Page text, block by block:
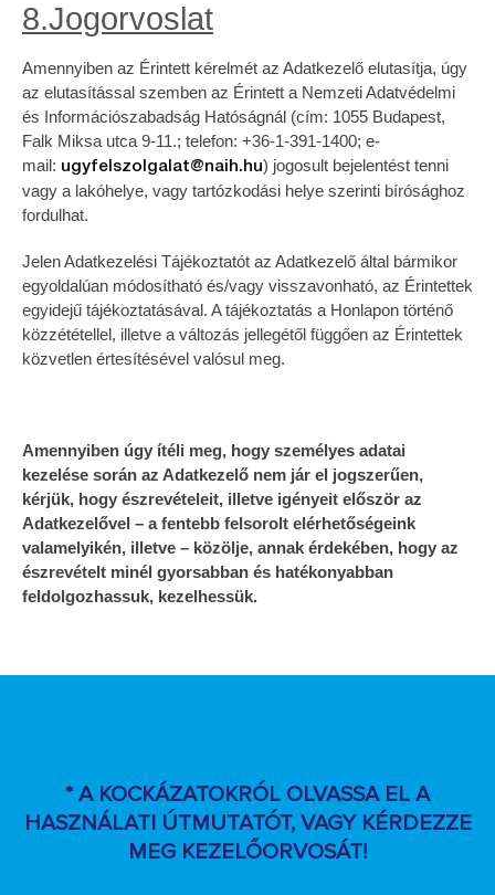
8.Jogorvoslat
Amennyiben az Érintett kérelmét az Adatkezelő elutasítja, úgy
az elutasítással szemben az Érintett a Nemzeti Adatvédelmi
és Információszabadság Hatóságnál (cím: 1055 Budapest,
Falk Miksa utca 9-11.; telefon: +36-1-391-1400; e-
mail: ugyfelszolgalat@naih.hu) jogosult bejelentést tenni
vagy a lakóhelye, vagy tartózkodási helye szerinti bírósághoz
fordulhat.
Jelen Adatkezelési Tájékoztatót az Adatkezelő által bármikor
egyoldalúan módosítható és/vagy visszavonható, az Érintettek
egyidejű tájékoztatásával. A tájékoztatás a Honlapon történő
közzététellel, illetve a változás jellegétől függően az Érintettek
közvetlen értesítésével valósul meg.
Amennyiben úgy ítéli meg, hogy személyes adatai
kezelése során az Adatkezelő nem jár el jogszerűen,
kérjük, hogy észrevételeit, illetve igényeit először az
Adatkezelővel – a fentebb felsorolt elérhetőségeink
valamelyikén, illetve – közölje, annak érdekében, hogy az
észrevételt minél gyorsabban és hatékonyabban
feldolgozhassuk, kezelhessük.
* A KOCKÁZATOKRÓL OLVASSA EL A
HASZNÁLATI ÚTMUTATÓT, VAGY KÉRDEZZE
MEG KEZELŐORVOSÁT!